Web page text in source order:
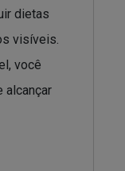
dietas
visíveis.
você
alcançar